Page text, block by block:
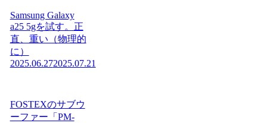
Samsung Galaxy
a25 5gを試す。正
直、重い（物理的
に）
2025.06.272025.07.21
FOSTEXのサブウ
ーファー「PM-